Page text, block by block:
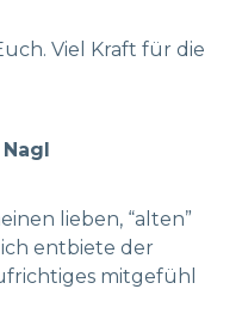
Viel Kraft für die
lieben, “alten”
entbiete der
mitgefühl